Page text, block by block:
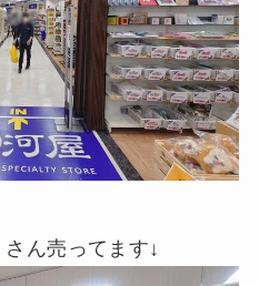
ん売ってます↓